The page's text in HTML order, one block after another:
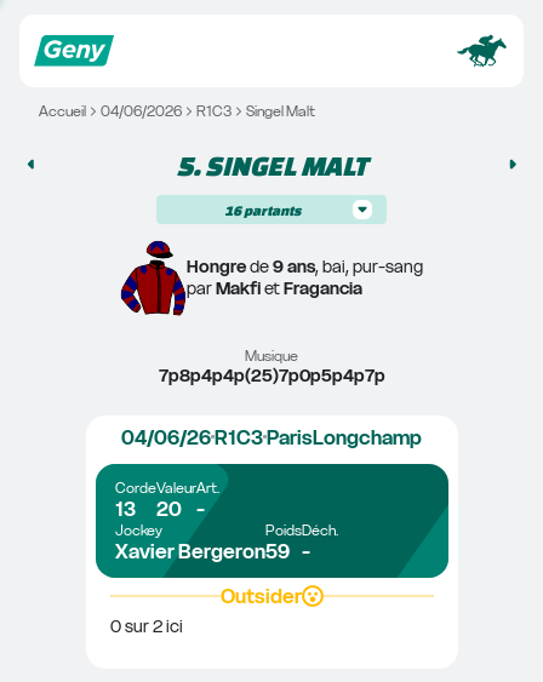
Accueil 04/06/2026 R1C3 Singel Malt
5. SINGEL MALT
16 partants
Hongre de 9 ans, bai, pur-sang
par Makfi et Fragancia
Musique
7p8p4p4p(25)7p0p5p4p7p
04/06/26R1C3ParisLongchamp
Corde
13
Valeur
20
Art.
-
Jockey
Xavier Bergeron
Poids
59
Déch.
-
Outsider
0 sur 2 ici